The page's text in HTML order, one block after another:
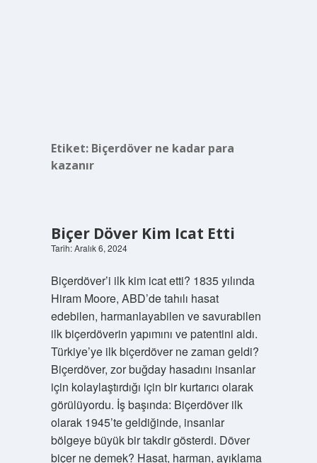
Etiket: Biçerdöver ne kadar para
kazanır
Biçer Döver Kim Icat Etti
Tarih: Aralık 6, 2024
Biçerdöver’i ilk kim icat etti? 1835 yılında
Hiram Moore, ABD’de tahılı hasat
edebilen, harmanlayabilen ve savurabilen
ilk biçerdöverin yapımını ve patentini aldı.
Türkiye’ye ilk biçerdöver ne zaman geldi?
Biçerdöver, zor buğday hasadını insanlar
için kolaylaştırdığı için bir kurtarıcı olarak
görülüyordu. İş başında: Biçerdöver ilk
olarak 1945’te geldiğinde, insanlar
bölgeye büyük bir takdir gösterdi. Döver
biçer ne demek? Hasat, harman, ayıklama